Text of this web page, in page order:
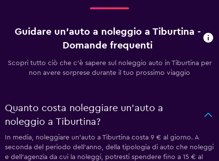
Guidare un'auto a noleggio a Tiburtina -
Domande frequenti
Scopri tutto ciò che c'è sapere sul noleggio auto in Tiburtina per
non avere sorprese durante il tuo prossimo viaggio
Quanto costa noleggiare un'auto a
noleggio a Tiburtina?
In media, noleggiare un'auto a Tiburtina costa 9 € al giorno. A
seconda del periodo dell'anno, della tipologia di auto che noleggi
e dell'agenzia da cui la noleggi, potresti spendere fino a 15 € al